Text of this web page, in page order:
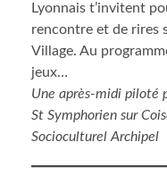
Lyonnais t’invitent
rencontre et de rires
Village. Au
jeux…
Une après-midi piloté
St Symphorien sur
Socioculturel Archipel